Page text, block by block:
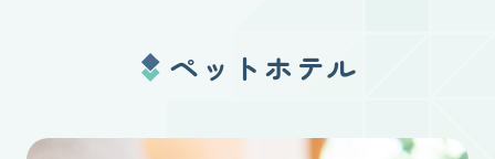
ペットホテル